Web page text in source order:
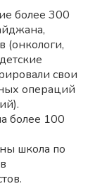
более 300
(онкологи,
свои
операций
более 100
школа по
⠀